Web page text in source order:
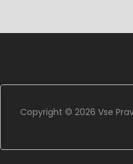
Copyright © 2026 Vse